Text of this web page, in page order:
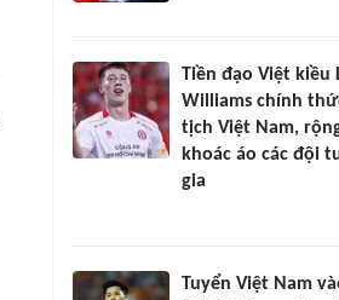
Tiền đạo Việt kiều
Williams chính
tịch Việt Nam,
khoác áo các đội
gia
Tuyển Việt Nam